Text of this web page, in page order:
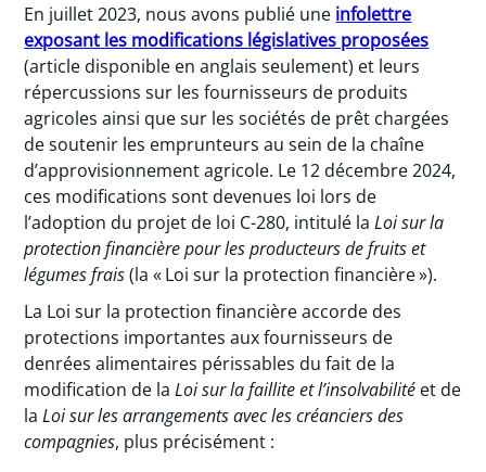
En juillet 2023, nous avons publié une infolettre
exposant les modifications législatives proposées
(article disponible en anglais seulement) et leurs
répercussions sur les fournisseurs de produits
agricoles ainsi que sur les sociétés de prêt chargées
de soutenir les emprunteurs au sein de la chaîne
d’approvisionnement agricole. Le 12 décembre 2024,
ces modifications sont devenues loi lors de
l’adoption du projet de loi C-280, intitulé laLoi sur la
protection financière pour les producteurs de fruits et
légumes frais(la « Loi sur la protection financière »).
La Loi sur la protection financière accorde des
protections importantes aux fournisseurs de
denrées alimentaires périssables du fait de la
modification de laLoi sur la faillite et l’insolvabilité et de
laLoi sur les arrangements avec les créanciers des
compagnies, plus précisément :